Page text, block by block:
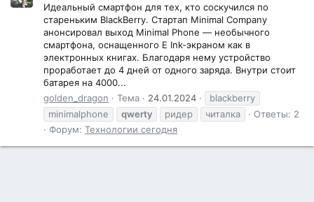
Идеальный смартфон для тех, кто соскучился по
стареньким BlackBerry. Стартап Minimal Company
анонсировал выход Minimal Phone — необычного
смартфона, оснащенного E Ink-экраном как в
электронных книгах. Благодаря нему устройство
проработает до 4 дней от одного заряда. Внутри стоит
батарея на 4000...
golden_dragon
Тема 24.01.2024
blackberry
minimalphone
qwerty ридер читалка
Ответы: 2
Форум: Технологии сегодня